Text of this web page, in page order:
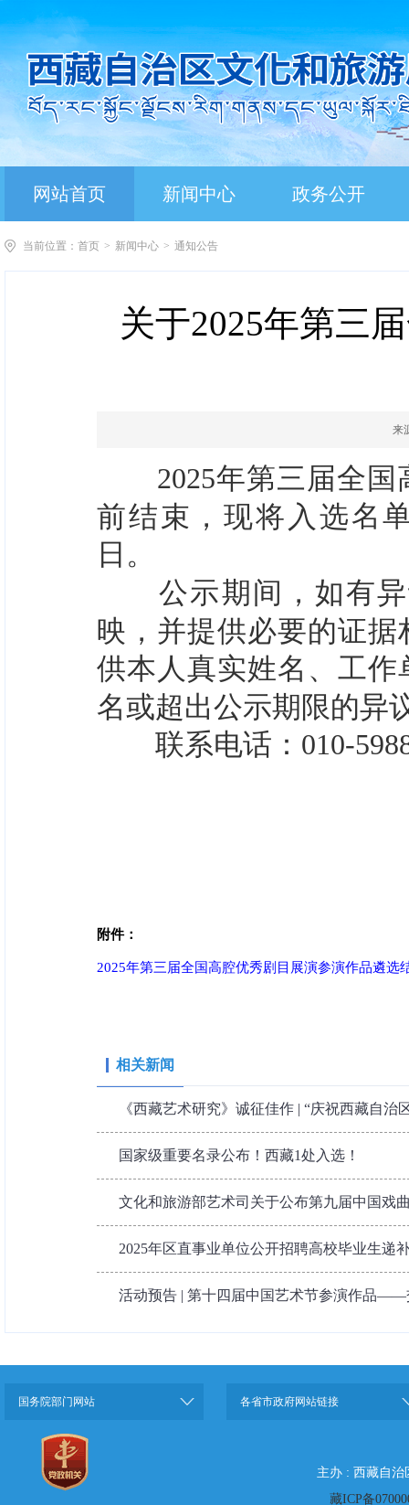
网站首页 新闻中心 政务公开
当前位置： 首页 > 新闻中心 > 通知公告
关于2025年第三
来
2025年第三届全国
前结束，现将 入选名
日。
公示期间，如有
映，并提供必要的证
供本人真实姓名、工
名或超出公示期限的异
联系电话： 010-
附件：
2025年第三届全国高腔优秀剧目展演参演作品遴选
相关新闻
《西藏艺术研究》诚征佳作 | “庆祝西藏自治
国家级重要名录公布！西藏1处入选！
文化和旅游部艺术司关于公布第九届中国戏
2025年区直事业单位公开招聘高校毕业生递
活动预告 | 第十四届中国艺术节参演作品——
国务院部门网站 各省市政府网站链接
主办 : 西藏自治
藏ICP备